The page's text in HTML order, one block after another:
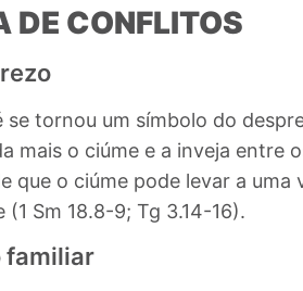
DE CONFLITOS
tornou um símbolo do
mais o ciúme e a inveja entre
que o ciúme pode levar a uma
Sm 18.8-9; Tg 3.14-16).
familiar